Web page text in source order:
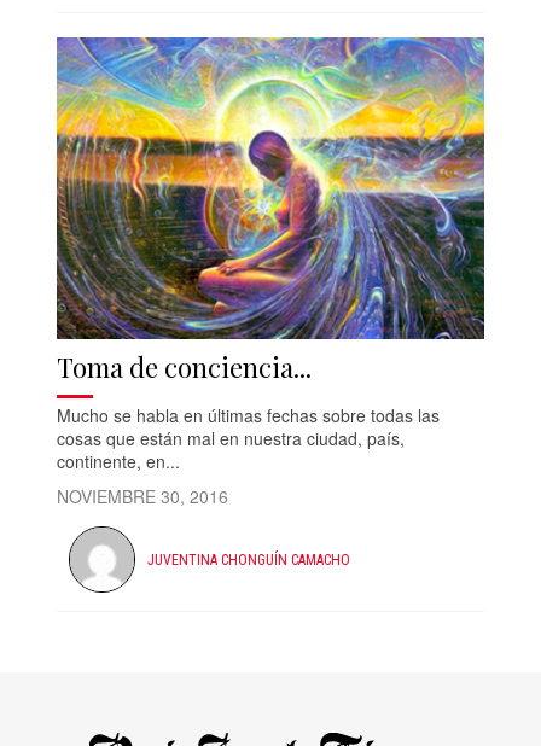
Toma de conciencia...
Mucho se habla en últimas fechas sobre todas las
cosas que están mal en nuestra ciudad, país,
continente, en...
NOVIEMBRE 30, 2016
JUVENTINA CHONGUÍN CAMACHO